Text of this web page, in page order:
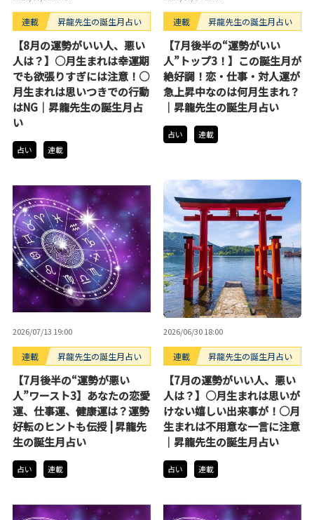
連載 昇龍先生の誕生月占い
【8月の運勢がいい人、悪い
人は？】○月生まれは幸運期
でも欲張りすぎには注意！○
月生まれは思いつきでの行動
はNG｜昇龍先生の誕生月占
い
占い 連載
連載 昇龍先生の誕生月占い
【7月後半の“運勢がいい
人”トップ3！】この誕生月が
絶好調！恋・仕事・対人運が
急上昇中なのは何月生まれ？
｜昇龍先生の誕生月占い
占い 連載
2026/07/13 19:00
連載 昇龍先生の誕生月占い
【7月後半の“運勢が悪い
人”ワースト3】あなたの恋愛
運、仕事運、健康運は？運勢
好転のヒントも伝授 | 昇龍先
生の誕生月占い
占い 連載
2026/06/30 18:00
連載 昇龍先生の誕生月占い
【7月の運勢がいい人、悪い
人は？】○月生まれは思いが
けない嬉しい出来事が！○月
生まれは不用意な一言に注意
｜昇龍先生の誕生月占い
占い 連載